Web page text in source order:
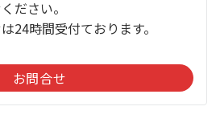
ださい。
24時間受付ております。
お問合せ